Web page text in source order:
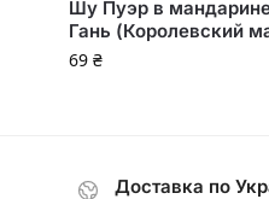
Шу Пуэр в
Гань (Королевский
69₴
Доставка по